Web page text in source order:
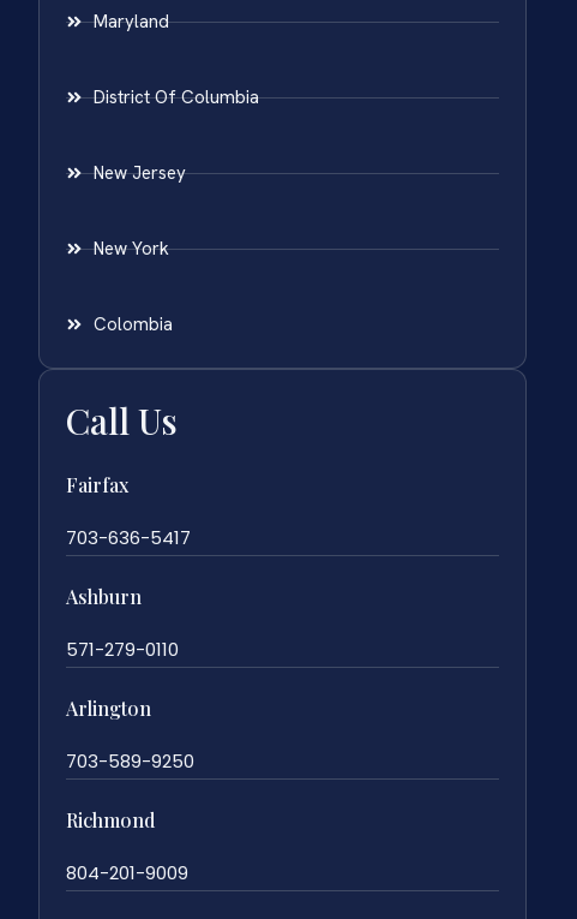
Maryland
District Of Columbia
New Jersey
New York
Colombia
Call Us
Fairfax
703-636-5417
Ashburn
571-279-0110
Arlington
703-589-9250
Richmond
804-201-9009